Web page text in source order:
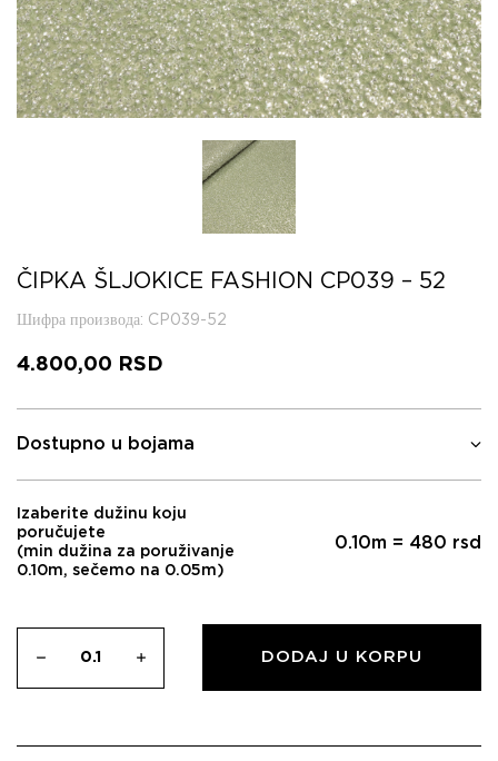
ČIPKA ŠLJOKICE FASHION CP039 – 52
Шифра производа: CP039-52
4.800,00 RSD
Dostupno u bojama
Izaberite dužinu koju
poručujete
(min dužina za poruživanje
0.10m, sečemo na 0.05m)
0.10m = 480 rsd
DODAJ U KORPU